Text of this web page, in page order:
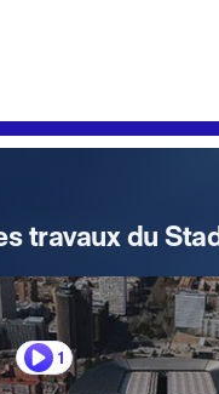
travaux du
1